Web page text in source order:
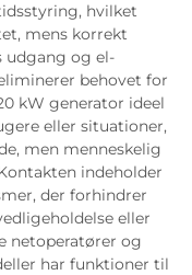
hvilket
mens korrekt
udgang og el-
behovet for
kW generator ideel
eller situationer,
men menneskelig
indeholder
der forhindrer
eller
netoperatører og
har funktioner til